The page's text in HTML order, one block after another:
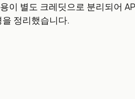
이 별도 크레딧으로 분리되어
정리했습니다.